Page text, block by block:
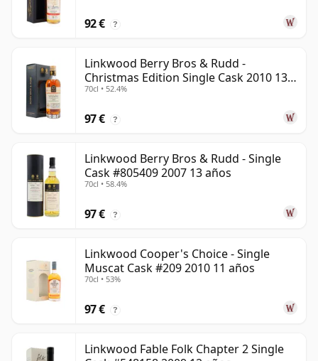
92 € ?
Linkwood Berry Bros & Rudd -
Christmas Edition Single Cask 2010 13
años
70cl • 52.4%
97 € ?
Linkwood Berry Bros & Rudd - Single
Cask #805409 2007 13 años
70cl • 58.4%
97 € ?
Linkwood Cooper's Choice - Single
Muscat Cask #209 2010 11 años
70cl • 53%
97 € ?
Linkwood Fable Folk Chapter 2 Single